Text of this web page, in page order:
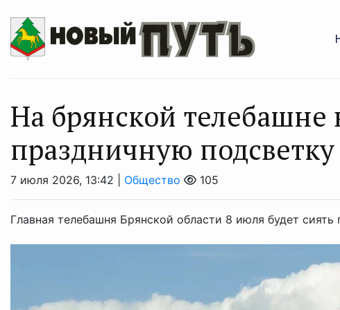
На брянской телебашне
праздничную
7 июля 2026, 13:42 | Общество 105
Главная телебашня Брянской области 8 июля будет